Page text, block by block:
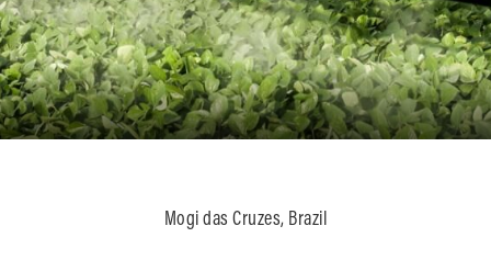
Mogi das Cruzes, Brazil